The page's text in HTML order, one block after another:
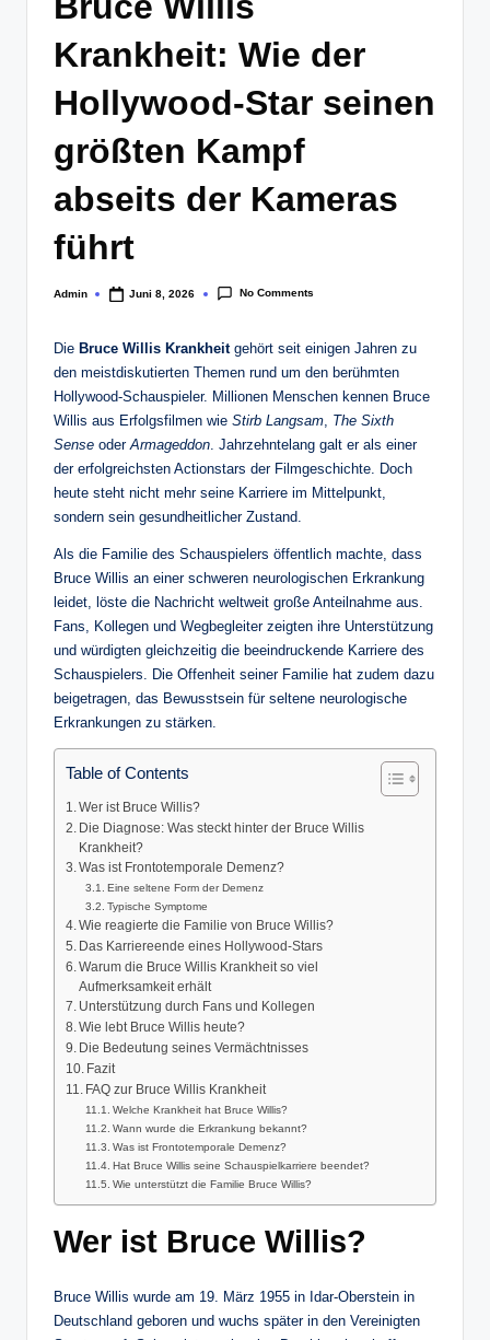
Krankheit: Wie der
Hollywood-Star seinen
größten Kampf
abseits der Kameras
führt
Posted
Admin Juni 8, 2026 No Comments
Die Bruce Willis Krankheitgehört seit einigen Jahren zu
den meistdiskutierten Themen rund um den berühmten
Hollywood-Schauspieler. Millionen Menschen kennen Bruce
Willis aus Erfolgsfilmen wie Stirb Langsam, The Sixth
Sense oderArmageddon. Jahrzehntelang galt er als einer
der erfolgreichsten Actionstars der Filmgeschichte. Doch
heute steht nicht mehr seine Karriere im Mittelpunkt,
sondern sein gesundheitlicher Zustand.
Als die Familie des Schauspielers öffentlich machte, dass
Bruce Willis an einer schweren neurologischen Erkrankung
leidet, löste die Nachricht weltweit große Anteilnahme aus.
Fans, Kollegen und Wegbegleiter zeigten ihre Unterstützung
und würdigten gleichzeitig die beeindruckende Karriere des
Schauspielers. Die Offenheit seiner Familie hat zudem dazu
beigetragen, das Bewusstsein für seltene neurologische
Erkrankungen zu stärken.
Table of Contents
Wer ist Bruce Willis?
Die Diagnose: Was steckt hinter der Bruce Willis
Krankheit?
Was ist Frontotemporale Demenz?
Eine seltene Form der Demenz
Typische Symptome
Wie reagierte die Familie von Bruce Willis?
Das Karriereende eines Hollywood-Stars
Warum die Bruce Willis Krankheit so viel
Aufmerksamkeit erhält
Unterstützung durch Fans und Kollegen
Wie lebt Bruce Willis heute?
Die Bedeutung seines Vermächtnisses
Fazit
FAQ zur Bruce Willis Krankheit
Welche Krankheit hat Bruce Willis?
Wann wurde die Erkrankung bekannt?
Was ist Frontotemporale Demenz?
Hat Bruce Willis seine Schauspielkarriere beendet?
Wie unterstützt die Familie Bruce Willis?
Wer ist Bruce Willis?
Bruce Willis wurde am 19. März 1955 in Idar-Oberstein in
Deutschland geboren und wuchs später in den Vereinigten